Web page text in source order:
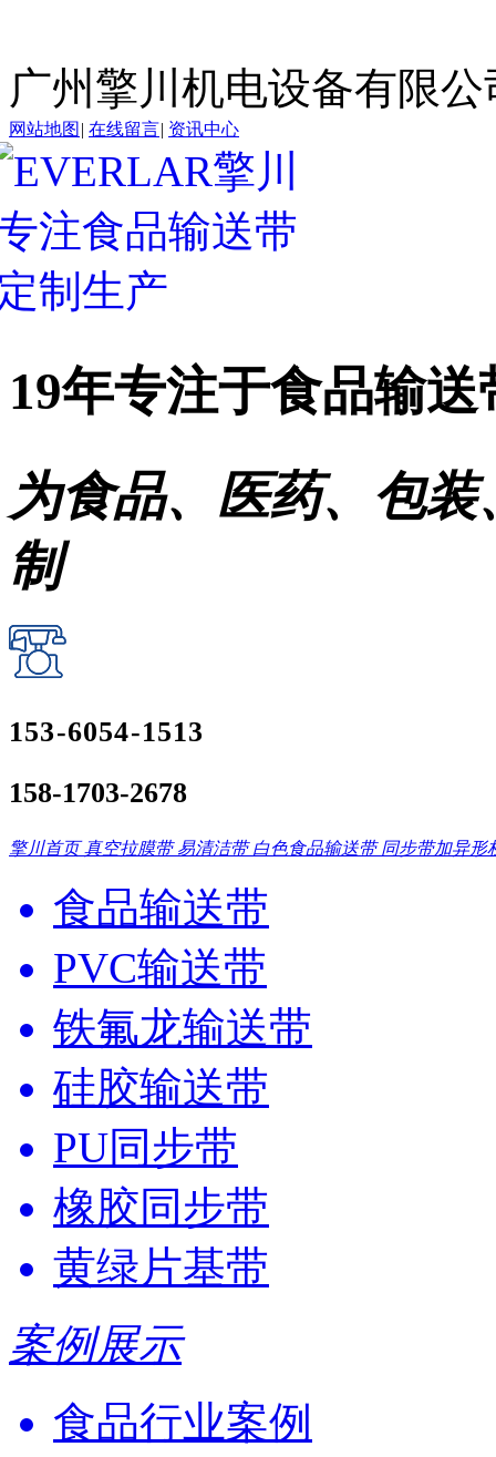
广州擎川机电设备有限
网站地图 | 在线留言| 资讯中心
19年专注于食品输送
为食品、医药、包
制
153-6054-1513
158-1703-2678
擎川首页 真空拉膜带 易清洁带 白色食品输送带 同步带加异形
食品输送带
PVC输送带
铁氟龙输送带
硅胶输送带
PU同步带
橡胶同步带
黄绿片基带
案例展示
食品行业案例